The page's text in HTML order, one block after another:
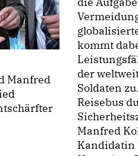
Manfred
kommt
der
Soldaten
Reisebus
Manfred
Kandidatin